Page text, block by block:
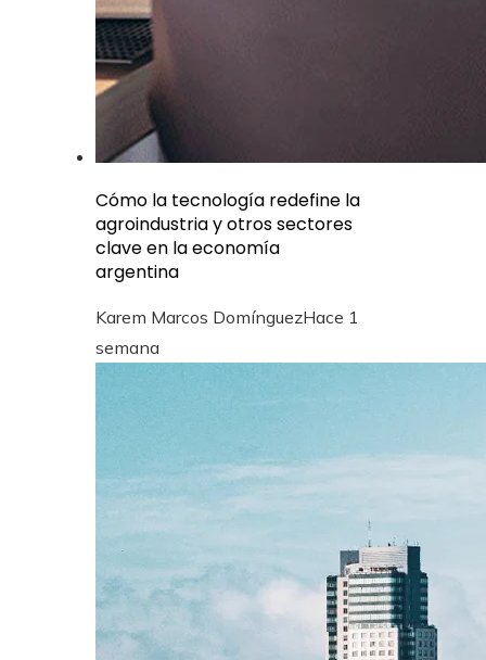
Cómo la tecnología redefine la
agroindustria y otros sectores
clave en la economía
argentina
Karem Marcos DomínguezHace 1
semana